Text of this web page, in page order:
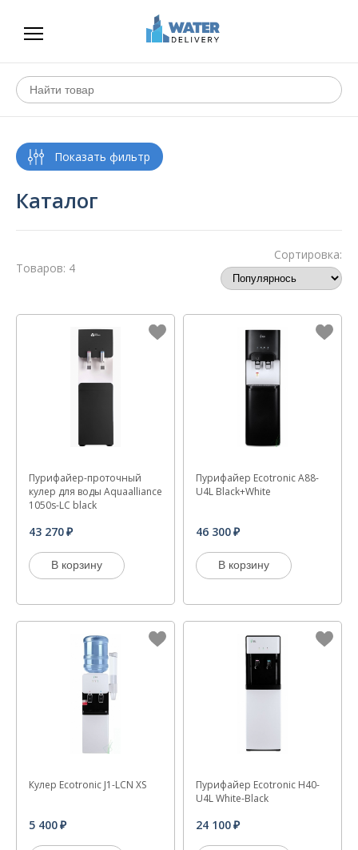
Каталог
Товаров: 4
Сортировка:
Пурифайер-проточный
кулер для воды Aquaalliance
1050s-LC black
43 270
В корзину
Пурифайер Ecotronic A88-
U4L Black+White
46 300
В корзину
Кулер Ecotronic J1-LCN XS
5 400
Пурифайер Ecotronic H40-
U4L White-Black
24 100